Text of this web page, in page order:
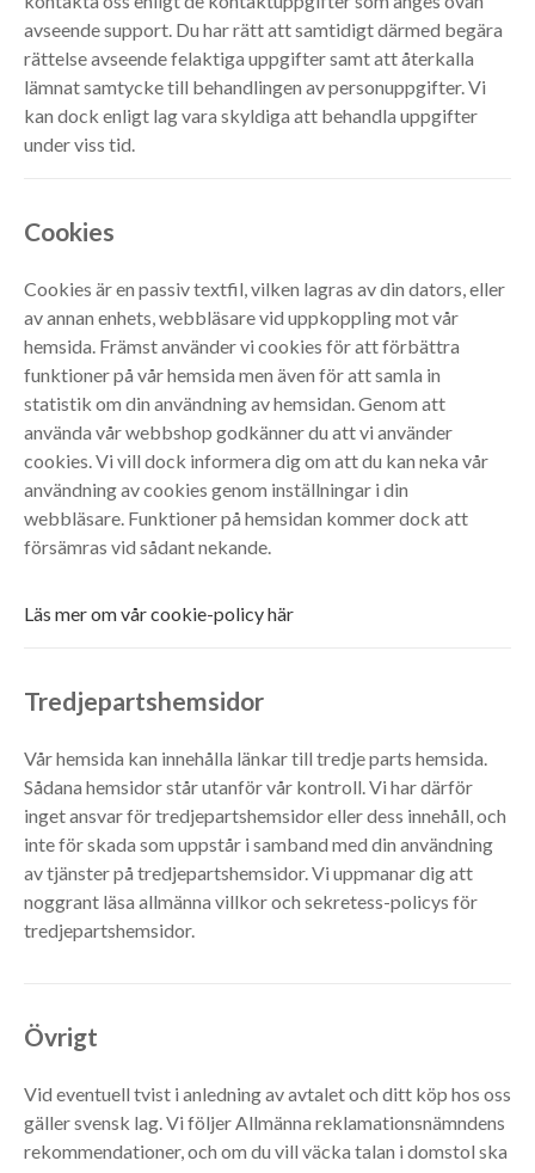
avseende support. Du har rätt att samtidigt därmed begära
rättelse avseende felaktiga uppgifter samt att återkalla
lämnat samtycke till behandlingen av personuppgifter. Vi
kan dock enligt lag vara skyldiga att behandla uppgifter
under viss tid.
Cookies
Cookies är en passiv textfil, vilken lagras av din dators, eller
av annan enhets, webbläsare vid uppkoppling mot vår
hemsida. Främst använder vi cookies för att förbättra
funktioner på vår hemsida men även för att samla in
statistik om din användning av hemsidan. Genom att
använda vår webbshop godkänner du att vi använder
cookies. Vi vill dock informera dig om att du kan neka vår
användning av cookies genom inställningar i din
webbläsare. Funktioner på hemsidan kommer dock att
försämras vid sådant nekande.
Läs mer om vår cookie-policy här
Tredjepartshemsidor
Vår hemsida kan innehålla länkar till tredje parts hemsida.
Sådana hemsidor står utanför vår kontroll. Vi har därför
inget ansvar för tredjepartshemsidor eller dess innehåll, och
inte för skada som uppstår i samband med din användning
av tjänster på tredjepartshemsidor. Vi uppmanar dig att
noggrant läsa allmänna villkor och sekretess-policys för
tredjepartshemsidor.
Övrigt
Vid eventuell tvist i anledning av avtalet och ditt köp hos oss
gäller svensk lag. Vi följer Allmänna reklamationsnämndens
rekommendationer, och om du vill väcka talan i domstol ska